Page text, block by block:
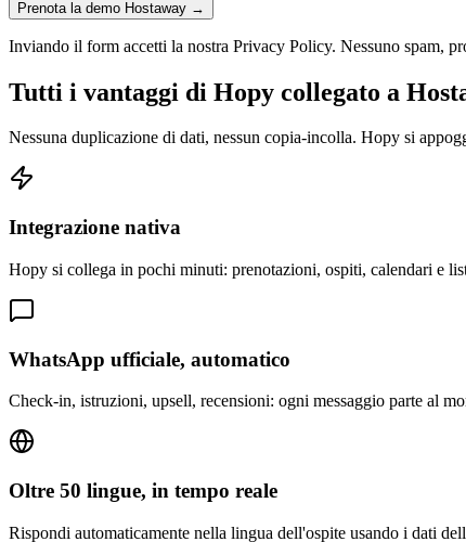
Prenota la demo Hostaway →
Inviando il form accetti la nostra Privacy Policy. Nessuno spam,
Tutti i vantaggi di Hopy collegato a
Nessuna duplicazione di dati, nessun copia-incolla. Hopy si
Integrazione nativa
Hopy si collega in pochi minuti: prenotazioni, ospiti, calendari e
WhatsApp ufficiale, automatico
Check-in, istruzioni, upsell, recensioni: ogni messaggio parte al
Oltre 50 lingue, in tempo reale
Rispondi automaticamente nella lingua dell'ospite usando i dati